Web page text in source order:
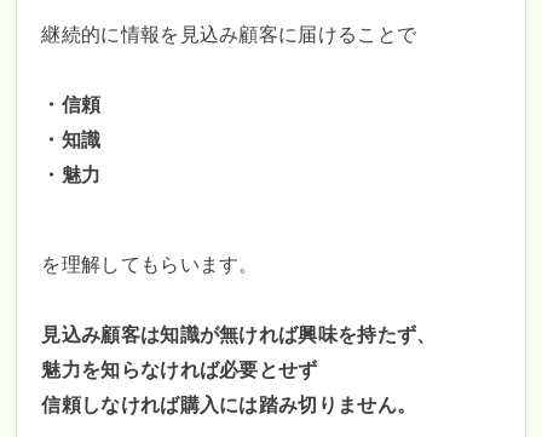
継続的に情報を見込み顧客に届けることで
・信頼
・知識
・魅力
を理解してもらいます。
見込み顧客は知識が無ければ興味を持たず、
魅力を知らなければ必要とせず
信頼しなければ購入には踏み切りません。